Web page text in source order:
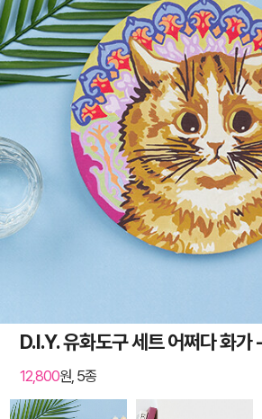
D.I.Y. 유화도구 세트 어쩌다 화가
12,800원, 5종